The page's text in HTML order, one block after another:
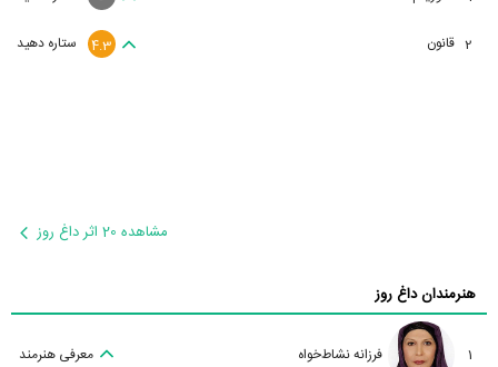
2 قانون ستاره دهید 4.3
مشاهده 20 اثر داغ روز
هنرمندان داغ روز
1 فرزانه نشاط‌خواه معرفی هنرمند